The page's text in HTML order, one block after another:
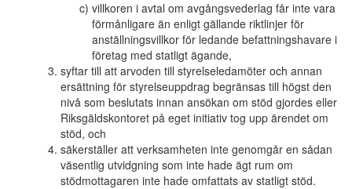
villkoren i avtal om avgångsvederlag får inte vara
förmånligare än enligt gällande riktlinjer för
anställningsvillkor för ledande befattningshavare i
företag med statligt ägande,
syftar till att arvoden till styrelseledamöter och annan
ersättning för styrelseuppdrag begränsas till högst den
nivå som beslutats innan ansökan om stöd gjordes eller
Riksgäldskontoret på eget initiativ tog upp ärendet om
stöd, och
säkerställer att verksamheten inte genomgår en sådan
väsentlig utvidgning som inte hade ägt rum om
stödmottagaren inte hade omfattats av statligt stöd.